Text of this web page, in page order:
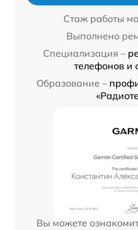
Стаж работы
Выполнено
Специализация –
телефонов и
Образование –
Вы можете